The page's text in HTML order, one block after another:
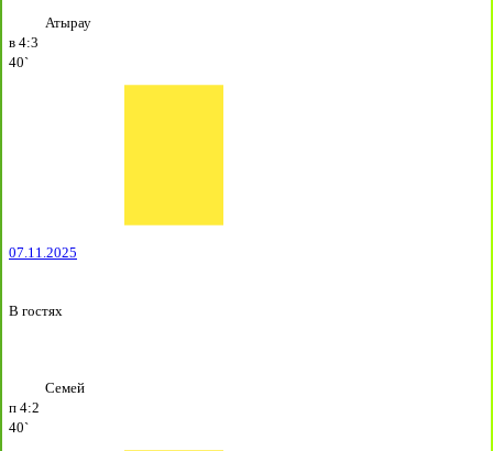
Атырау
в 4:3
40`
07.11.2025
В гостях
Семей
п 4:2
40`